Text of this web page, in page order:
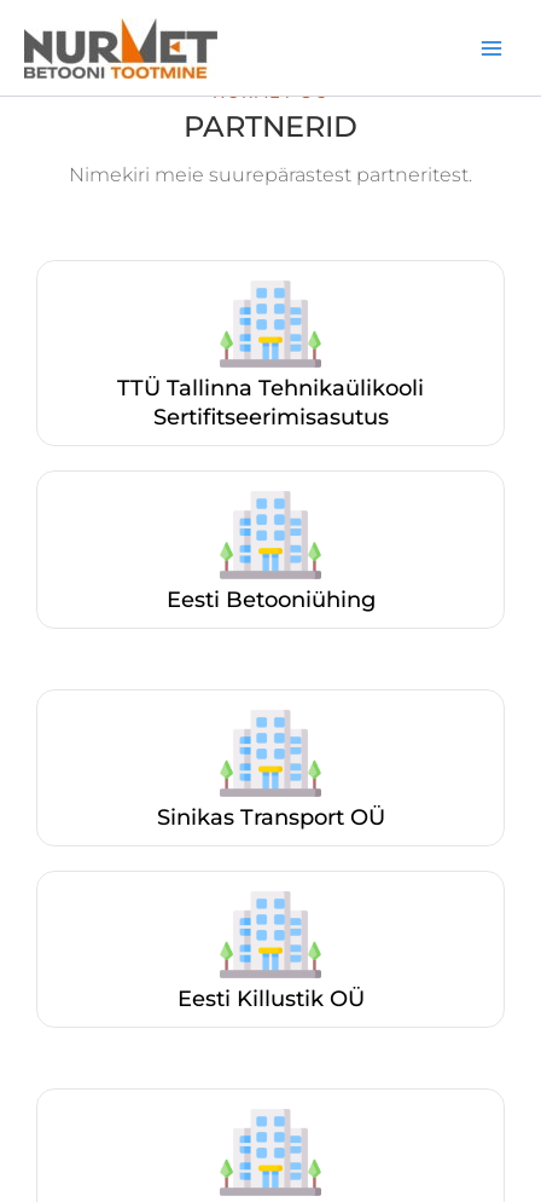
content
NURMET OÜ
PARTNERID
Nimekiri meie suurepärastest partneritest.
TTÜ Tallinna Tehnikaülikooli
Sertifitseerimisasutus
Eesti Betooniühing
Sinikas Transport OÜ
Eesti Killustik OÜ